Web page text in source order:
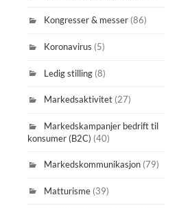
Kongresser & messer (86)
Koronavirus (5)
Ledig stilling (8)
Markedsaktivitet (27)
Markedskampanjer bedrift til
konsumer (B2C) (40)
Markedskommunikasjon (79)
Matturisme (39)